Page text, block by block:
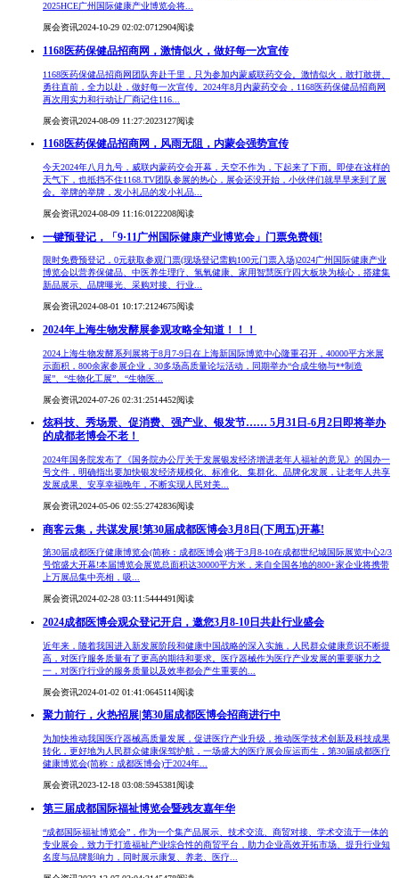
2025HCE广州国际健康产业博览会将...
展会资讯2024-10-29 02:02:0712904阅读
1168医药保健品招商网，激情似火，做好每一次宣传
1168医药保健品招商网团队奔赴千里，只为参加内蒙威联药交会。激情似火，敢打敢拼、
勇往直前，全力以赴，做好每一次宣传。2024年8月内蒙药交会，1168医药保健品招商网
再次用实力和行动让厂商记住116...
展会资讯2024-08-09 11:27:2023127阅读
1168医药保健品招商网，风雨无阻，内蒙会强势宣传
今天2024年八月九号，威联内蒙药交会开幕，天空不作为，下起来了下雨。即使在这样的
天气下，也抵挡不住1168.TV团队参展的热心，展会还没开始，小伙伴们就早早来到了展
会。举牌的举牌，发小礼品的发小礼品...
展会资讯2024-08-09 11:16:0122208阅读
一键预登记，「9·11广州国际健康产业博览会」门票免费领!
限时免费预登记，0元获取参观门票(现场登记需购100元门票入场)2024广州国际健康产业
博览会以营养保健品、中医养生理疗、氢氧健康、家用智慧医疗四大板块为核心，搭建集
新品展示、品牌曝光、采购对接、行业...
展会资讯2024-08-01 10:17:2124675阅读
2024年上海生物发酵展参观攻略全知道！！！
2024上海生物发酵系列展将于8月7-9日在上海新国际博览中心隆重召开，40000平方米展
示面积，800余家参展企业，30多场高质量论坛活动，同期举办“合成生物与**制造
展”、“生物化工展”、“生物医...
展会资讯2024-07-26 02:31:2514452阅读
炫科技、秀场景、促消费、强产业、银发节…… 5月31日-6月2日即将举办
的成都老博会不老！
2024年国务院发布了《国务院办公厅关于发展银发经济增进老年人福祉的意见》的国办一
号文件，明确指出要加快银发经济规模化、标准化、集群化、品牌化发展，让老年人共享
发展成果、安享幸福晚年，不断实现人民对美...
展会资讯2024-05-06 02:55:2742836阅读
商客云集，共谋发展!第30届成都医博会3月8日(下周五)开幕!
第30届成都医疗健康博览会(简称：成都医博会)将于3月8-10在成都世纪城国际展览中心2/3
号馆盛大开幕!本届博览会展览总面积达30000平方米，来自全国各地的800+家企业将携带
上万展品集中亮相，吸...
展会资讯2024-02-28 03:11:5444491阅读
2024成都医博会观众登记开启，邀您3月8-10日共赴行业盛会
近年来，随着我国进入新发展阶段和健康中国战略的深入实施，人民群众健康意识不断提
高，对医疗服务质量有了更高的期待和要求。医疗器械作为医疗产业发展的重要驱力之
一，对医疗行业的服务质量以及效率都会产生重要的...
展会资讯2024-01-02 01:41:0645114阅读
聚力前行，火热招展|第30届成都医博会招商进行中
为加快推动我国医疗器械高质量发展，促进医疗产业升级，推动医学技术创新及科技成果
转化，更好地为人民群众健康保驾护航，一场盛大的医疗展会应运而生，第30届成都医疗
健康博览会(简称：成都医博会)于2024年...
展会资讯2023-12-18 03:08:5945381阅读
第三届成都国际福祉博览会暨残友嘉年华
“成都国际福祉博览会”，作为一个集产品展示、技术交流、商贸对接、学术交流于一体的
专业展会，致力于打造福祉产业综合性的商贸平台，助力企业高效开拓市场、提升行业知
名度与品牌影响力，同时展示康复、养老、医疗...